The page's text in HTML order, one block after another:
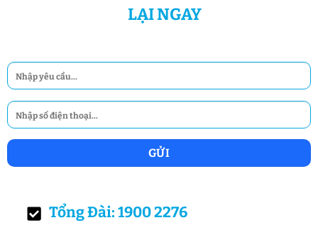
LẠI NGAY
Tổng Đài: 1900 2276